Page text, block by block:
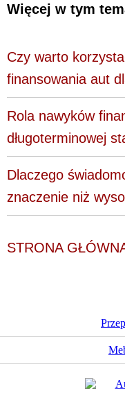
Więcej w tym
Czy warto
finansowania aut
Rola nawyków
długoterminowej
Dlaczego
znaczenie niż
STRONA